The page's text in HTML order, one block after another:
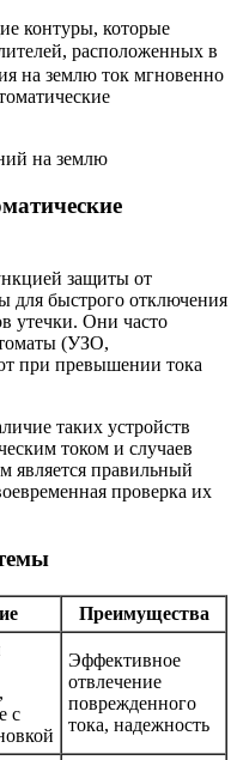
контуры, которые
расположенных в
на землю ток мгновенно
защиты от
для быстрого отключения
утечки. Они часто
(УЗО,
при превышении тока
таких устройств
током и случаев
правильный
проверка их
Преимущества
с
Эффективное
отвлечение
поврежденного
тока, надежность